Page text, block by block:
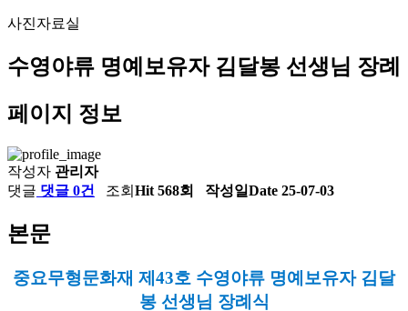
사진자료실
수영야류 명예보유자 김달봉 선생님 장례
페이지 정보
작성자 관리자
댓글 댓글 0건 조회 Hit 568회 작성일Date 25-07-03
본문
중요무형문화재 제43호 수영야류 명예보유자 김달
봉 선생님 장례식